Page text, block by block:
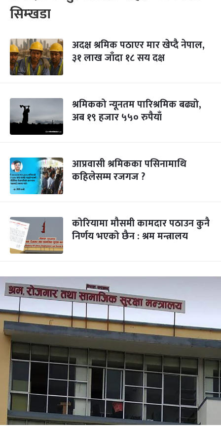
सिम्खडा
अदक्ष श्रमिक पठाएर मार खेप्दै नेपाल,
३१ लाख जाँदा १८ सय दक्ष
श्रमिकको न्यूनतम पारिश्रमिक बढ्यो,
अब १९ हजार ५५० रुपैयाँ
आप्रवासी श्रमिकका पसिनामाथि
कहिलेसम्म रजगज ?
कोरियामा मौसमी कामदार पठाउन कुनै
निर्णय भएको छैन : श्रम मन्त्रालय